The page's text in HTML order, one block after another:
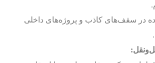
در سقف‌های کاذب و پروژه‌های داخلی